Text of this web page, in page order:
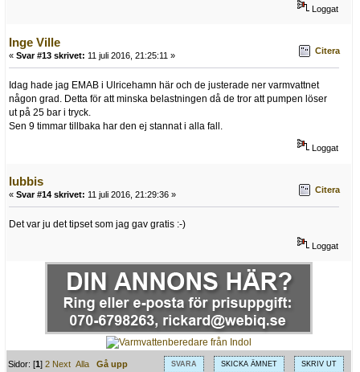
Loggat
Inge Ville
« Svar #13 skrivet: 11 juli 2016, 21:25:11 » Citera
Idag hade jag EMAB i Ulricehamn här och de justerade ner varmvattnet
någon grad. Detta för att minska belastningen då de tror att pumpen löser
ut på 25 bar i tryck.
Sen 9 timmar tillbaka har den ej stannat i alla fall.
Loggat
lubbis
« Svar #14 skrivet: 11 juli 2016, 21:29:36 » Citera
Det var ju det tipset som jag gav gratis :-)
Loggat
SVARA SKICKA ÄMNET SKRIV UT
Sidor: [1]2 Next Alla
Gå upp